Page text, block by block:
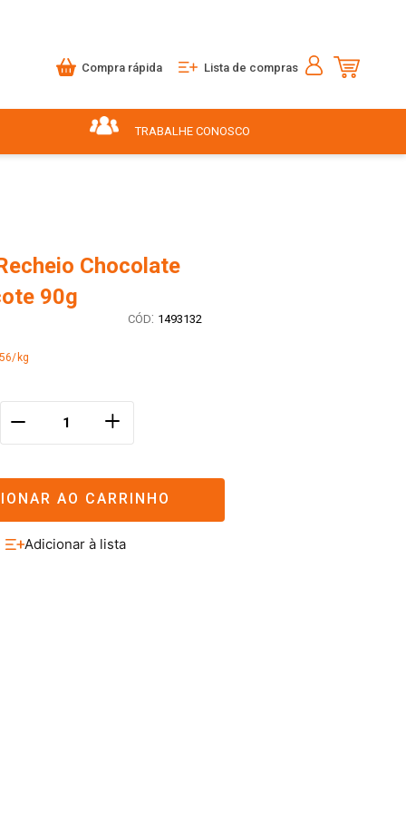
Compra rápida Lista de compras
TRABALHE CONOSCO
Chocolate
90g
: 1493132
kg
＋
AO CARRINHO